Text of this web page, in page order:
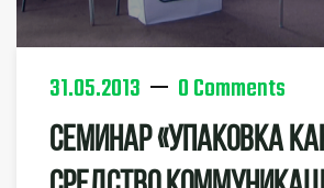
31.05.2013 0 Comments
Семинар «Упаковка